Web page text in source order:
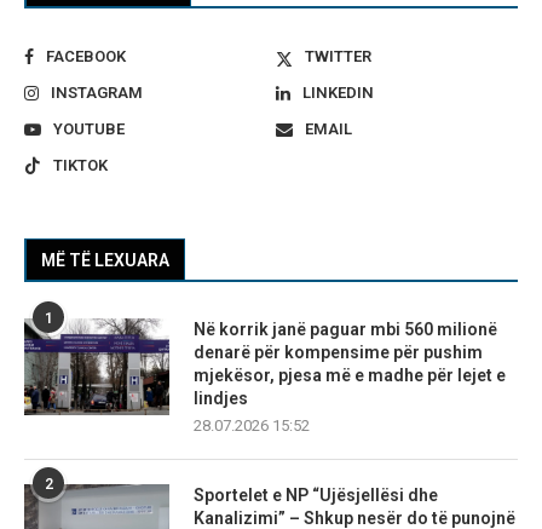
FACEBOOK
TWITTER
INSTAGRAM
LINKEDIN
YOUTUBE
EMAIL
TIKTOK
MË TË LEXUARA
1
Në korrik janë paguar mbi 560 milionë
denarë për kompensime për pushim
mjekësor, pjesa më e madhe për lejet e
lindjes
28.07.2026 15:52
2
Sportelet e NP “Ujësjellësi dhe
Kanalizimi” – Shkup nesër do të punojnë